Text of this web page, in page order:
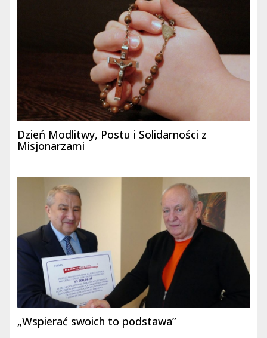
Dzień Modlitwy, Postu i Solidarności z
Misjonarzami
„Wspierać swoich to podstawa”